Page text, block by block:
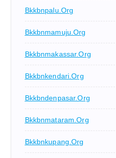
Bkkbnpalu.org
Bkkbnmamuju.org
Bkkbnmakassar.org
Bkkbnkendari.org
Bkkbndenpasar.org
Bkkbnmataram.org
Bkkbnkupang.org